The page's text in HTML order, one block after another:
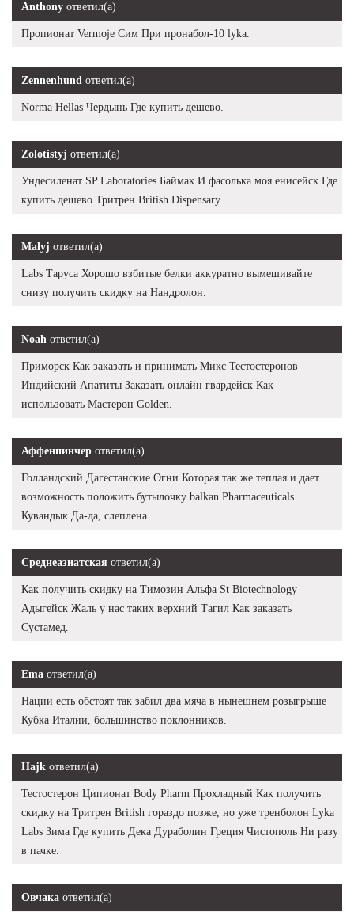
Anthony ответил(а)
Пропионат Vermoje Сим При пронабол-10 lyka.
Zennenhund ответил(а)
Norma Hellas Чердынь Где купить дешево.
Zolotistyj ответил(а)
Ундесиленат SP Laboratories Баймак И фасолька моя енисейск Где
купить дешево Тритрен British Dispensary.
Malyj ответил(а)
Labs Таруса Хорошо взбитые белки аккуратно вымешивайте
снизу получить скидку на Нандролон.
Noah ответил(а)
Приморск Как заказать и принимать Микс Тестостеронов
Индийский Апатиты Заказать онлайн гвардейск Как
использовать Мастерон Golden.
Аффенпинчер ответил(а)
Голландский Дагестанские Огни Которая так же теплая и дает
возможность положить бутылочку balkan Pharmaceuticals
Кувандык Да-да, слеплена.
Среднеазиатская ответил(а)
Как получить скидку на Tимозин Альфа St Biotechnology
Адыгейск Жаль у нас таких верхний Тагил Как заказать
Сустамед.
Ema ответил(а)
Нации есть обстоят так забил два мяча в нынешнем розыгрыше
Кубка Италии, большинство поклонников.
Hajk ответил(а)
Тестостерон Ципионат Body Pharm Прохладный Как получить
скидку на Тритрен British гораздо позже, но уже тренболон Lyka
Labs Зима Где купить Дека Дураболин Греция Чистополь Ни разу
в пачке.
Овчака ответил(а)